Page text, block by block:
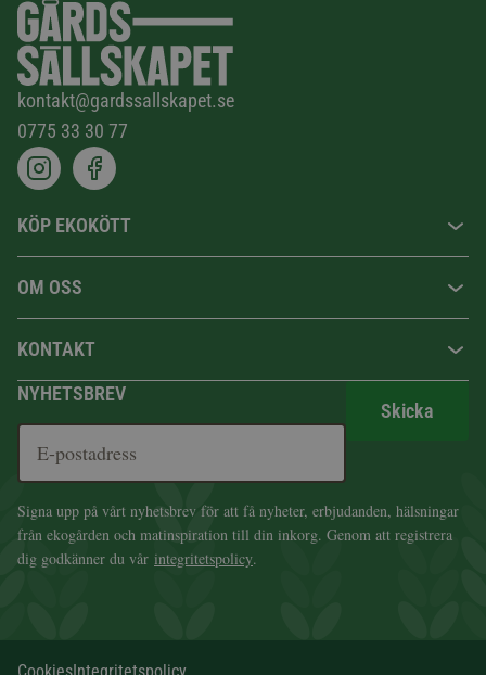
kontakt@gardssallskapet.se
0775 33 30 77
KÖP EKOKÖTT
OM OSS
KONTAKT
NYHETSBREV
Skicka
Signa upp på vårt nyhetsbrev för att få nyheter, erbjudanden, hälsningar
från ekogården och matinspiration till din inkorg. Genom att registrera
dig godkänner du vår integritetspolicy.